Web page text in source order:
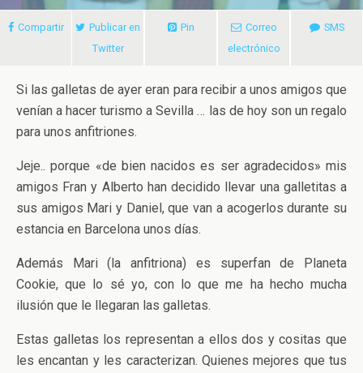
Compartir
Publicar en
Twitter
Pin
Correo
electrónico
SMS
Si las galletas de ayer eran para recibir a unos amigos que
venían a hacer turismo a Sevilla … las de hoy son un regalo
para unos anfitriones.
Jeje.. porque «de bien nacidos es ser agradecidos» mis
amigos Fran y Alberto han decidido llevar una galletitas a
sus amigos Mari y Daniel, que van a acogerlos durante su
estancia en Barcelona unos días.
Además Mari (la anfitriona) es superfan de Planeta
Cookie, que lo sé yo, con lo que me ha hecho mucha
ilusión que le llegaran las galletas.
Estas galletas los representan a ellos dos y cositas que
les encantan y les caracterizan. Quienes mejores que tus